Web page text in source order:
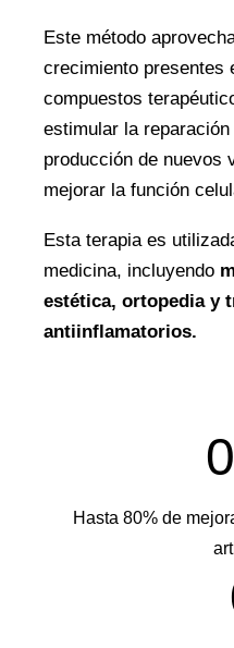
Este método
crecimiento presentes
compuestos
estimular la
producción de nuevos
mejorar la función
Esta terapia es
medicina, incluyendo
estética, ortopedia y
antiinflamatorios.
0
Hasta 80% de